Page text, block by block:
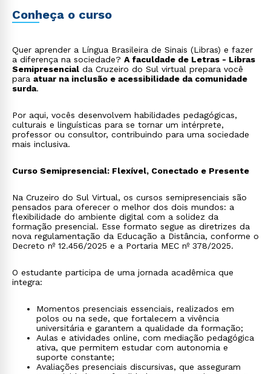
Conheça o curso
Quer aprender a Língua Brasileira de Sinais (Libras) e fazer
a diferença na sociedade? A faculdade de Letras - Libras
Semipresencial da Cruzeiro do Sul virtual prepara você
para atuar na inclusão e acessibilidade da comunidade
surda.
Por aqui, vocês desenvolvem habilidades pedagógicas,
culturais e linguísticas para se tornar um intérprete,
professor ou consultor, contribuindo para uma sociedade
mais inclusiva.
Curso Semipresencial: Flexível, Conectado e Presente
Na Cruzeiro do Sul Virtual, os cursos semipresenciais são
pensados para oferecer o melhor dos dois mundos: a
flexibilidade do ambiente digital com a solidez da
formação presencial. Esse formato segue as diretrizes da
nova regulamentação da Educação a Distância, conforme o
Decreto nº 12.456/2025 e a Portaria MEC nº 378/2025.
O estudante participa de uma jornada acadêmica que
integra:
Momentos presenciais essenciais, realizados em
polos ou na sede, que fortalecem a vivência
universitária e garantem a qualidade da formação;
Aulas e atividades online, com mediação pedagógica
ativa, que permitem estudar com autonomia e
suporte constante;
Avaliações presenciais discursivas, que asseguram